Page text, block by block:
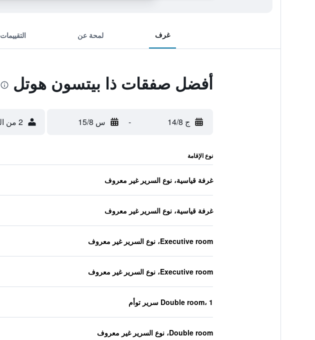
غرف لمحة عن التقييمات
أفضل صفقات ذا بيتسون هوتل
ج 14/8 - س 15/8 2 من الضيوف، غرفة واحدة
نوع الإقامة
غرفة قياسية، نوع السرير غير معروف
غرفة قياسية، نوع السرير غير معروف
Executive room، نوع السرير غير معروف
Executive room، نوع السرير غير معروف
Double room، 1 سرير توأم
Double room، نوع السرير غير معروف